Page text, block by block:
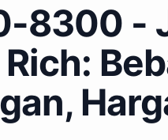
8300 -